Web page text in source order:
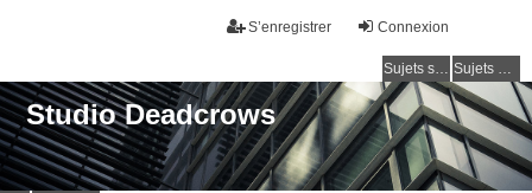
Connexion
S’enregistrer
Sujets sans réponse Sujets actifs
Studio Deadcrows